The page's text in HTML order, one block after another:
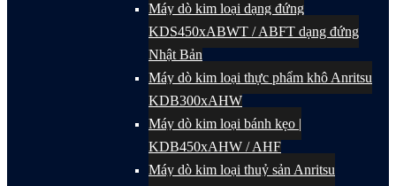
Máy dò kim loại dạng đứng
KDS450xABWT / ABFT dạng đứng
Nhật Bản
Máy dò kim loại thực phẩm khô Anritsu
KDB300xAHW
Máy dò kim loại bánh kẹo |
KDB450xAHW / AHF
Máy dò kim loại thuỷ sản Anritsu